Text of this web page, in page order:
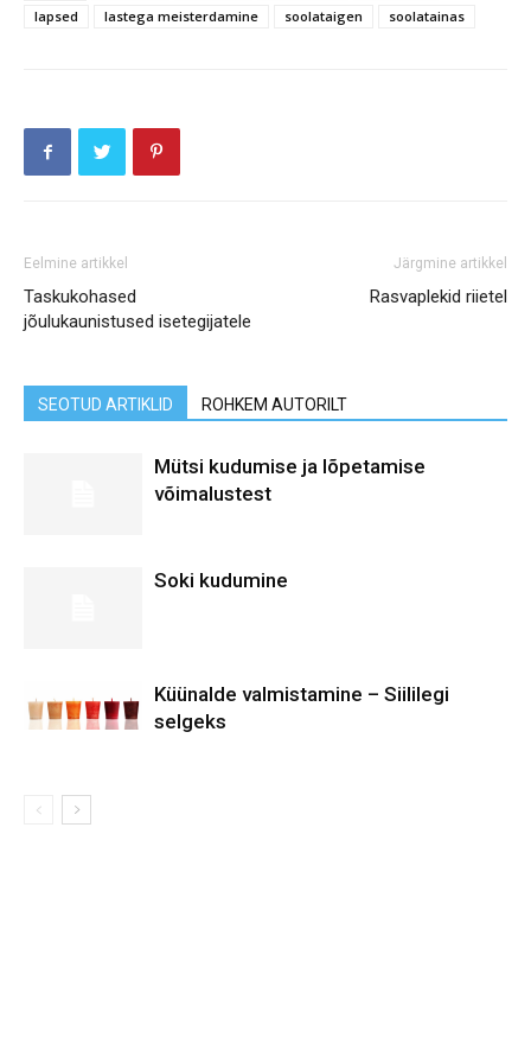
lapsed
lastega meisterdamine soolataigen soolatainas
Eelmine artikkel
Taskukohased
jõulukaunistused isetegijatele
Järgmine artikkel
Rasvaplekid riietel
SEOTUD ARTIKLID ROHKEM AUTORILT
Mütsi kudumise ja lõpetamise
võimalustest
Soki kudumine
Küünalde valmistamine – Siililegi
selgeks